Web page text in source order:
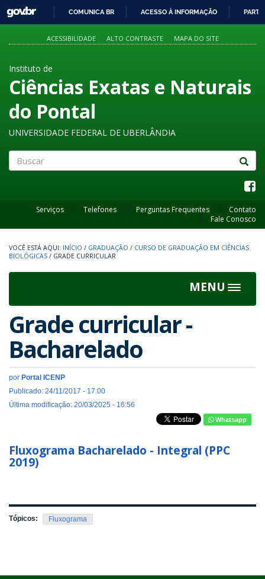
PARA
O
GOVBR
COMUNICA BR ACESSO À INFORMAÇÃO
ACESSIBILIDADE ALTO CONTRASTE MAPA DO SITE
Instituto de
Ciências Exatas e Naturais
do Pontal
UNIVERSIDADE FEDERAL DE UBERLÂNDIA
Serviços Telefones Perguntas Frequentes
Contato
Fale Conosco
INÍCIO / GRADUAÇÃO / CURSO DE GRADUAÇÃO EM CIÊNCIAS
BIOLÓGICAS / GRADE CURRICULAR
MENU
Toggle
Grade curricular -
Bacharelado
por Portal ICENP
Publicado: 24/11/2017 - 17:00
Última modificação: 20/03/2025 - 16:56
Whatsapp
Fluxograma Bacharelado - Integral (PPC
2019)
Tópicos: Fluxograma